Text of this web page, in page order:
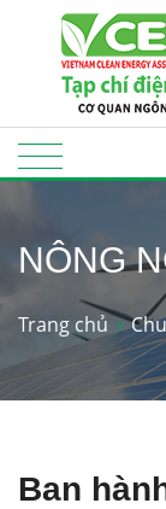
NÔNG
Trang chủ
Ban